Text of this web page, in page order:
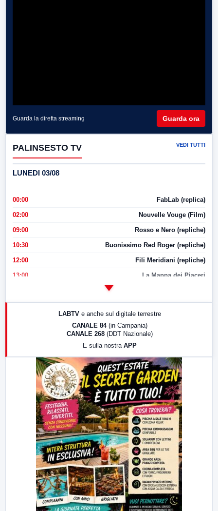
Guarda la diretta streaming Guarda ora
PALINSESTO TV VEDI TUTTI
LUNEDI 03/08
00:00 FabLab (replica)
02:00 Nouvelle Vouge (Film)
09:00 Rosso e Nero (repliche)
10:30 Buonissimo Red Roger (repliche)
12:00 Fili Meridiani (repliche)
13:00 La Mappa dei Piaceri
LabNews (replica)
LABTV e anche sul digitale terrestre
CANALE 84 (in Campania)
CANALE 268 (DDT Nazionale)
E sulla nostra APP